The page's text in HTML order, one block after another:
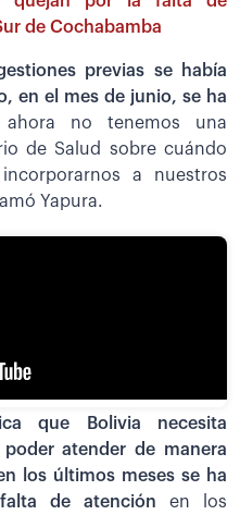
de Cochabamba
previas se había
en el mes de junio, se ha
no tenemos una
de Salud sobre cuándo
a nuestros
Yapura.
que Bolivia necesita
atender de manera
los últimos meses se ha
de atención en los